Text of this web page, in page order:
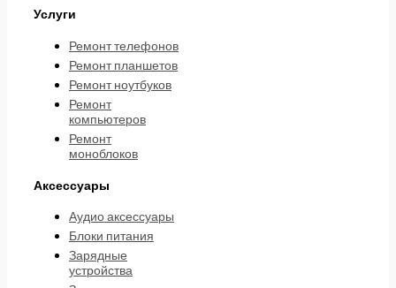
Услуги
Ремонт телефонов
Ремонт планшетов
Ремонт ноутбуков
Ремонт
компьютеров
Ремонт
моноблоков
Аксессуары
Аудио аксессуары
Блоки питания
Зарядные
устройства